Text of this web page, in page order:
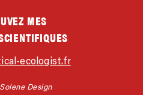
MES
ecologist.fr
Design